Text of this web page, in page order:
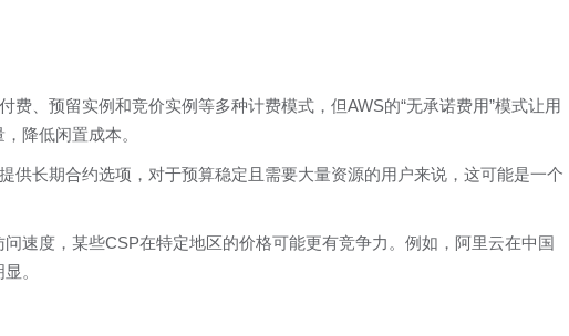
费、预留实例和竞价实例等多种计费模式，但AWS的“无承诺费用”模式让用
降低闲置成本。
供长期合约选项，对于预算稳定且需要大量资源的用户来说，这可能是一个
问速度，某些CSP在特定地区的价格可能更有竞争力。例如，阿里云在中国
。